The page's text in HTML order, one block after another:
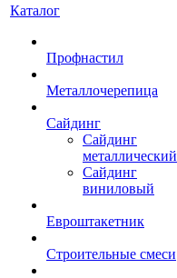
Каталог
Профнастил
Металлочерепица
Сайдинг
Сайдинг
металлический
Сайдинг
виниловый
Евроштакетник
Строительные смеси